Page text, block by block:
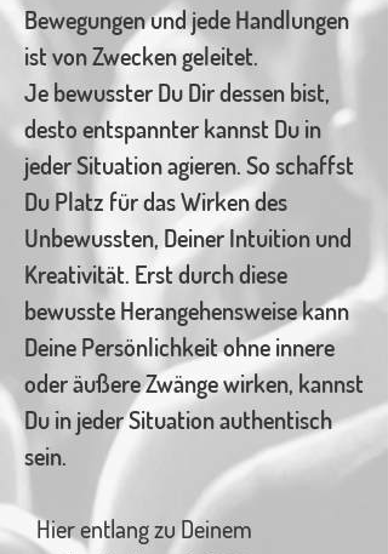
Bewegungen und jede Handlungen
ist von Zwecken geleitet.
Je bewusster Du Dir dessen bist,
desto entspannter kannst Du in
jeder Situation agieren. So schaffst
Du Platz für das Wirken des
Unbewussten, Deiner Intuition und
Kreativität. Erst durch diese
bewusste Herangehensweise kann
Deine Persönlichkeit ohne innere
oder äußere Zwänge wirken, kannst
Du in jeder Situation authentisch
sein.
Hier entlang zu Deinem